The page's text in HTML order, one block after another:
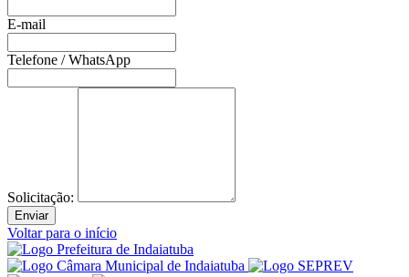
E-mail
Telefone / WhatsApp
Solicitação:
Enviar
Voltar para o início